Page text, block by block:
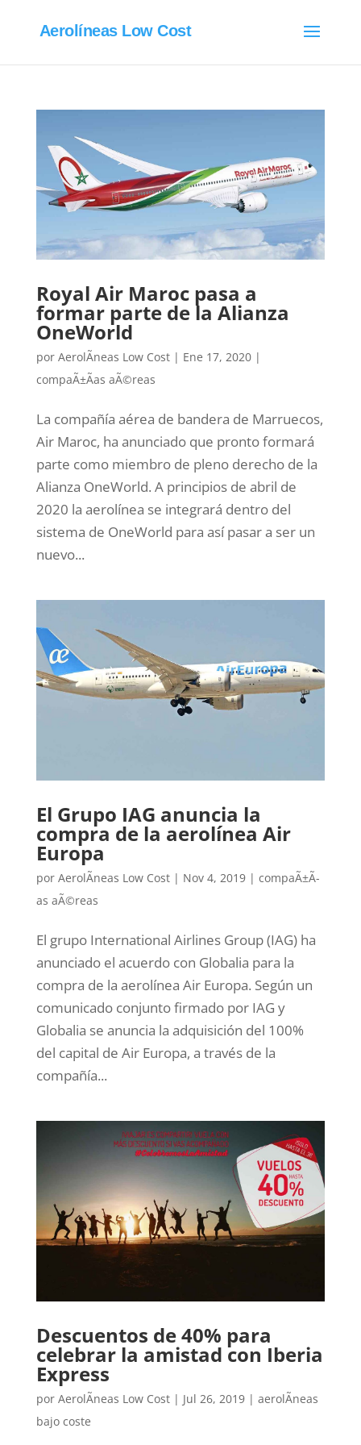
Aerolíneas Low Cost
Royal Air Maroc pasa a
formar parte de la Alianza
OneWorld
por AerolÃ­neas Low Cost| Ene 17, 2020|
compaÃ±Ã­as aÃ©reas
La compañía aérea de bandera de Marruecos,
Air Maroc, ha anunciado que pronto formará
parte como miembro de pleno derecho de la
Alianza OneWorld. A principios de abril de
2020 la aerolínea se integrará dentro del
sistema de OneWorld para así pasar a ser un
nuevo...
El Grupo IAG anuncia la
compra de la aerolínea Air
Europa
por AerolÃ­neas Low Cost| Nov 4, 2019| compaÃ±Ã­
as aÃ©reas
El grupo International Airlines Group (IAG) ha
anunciado el acuerdo con Globalia para la
compra de la aerolínea Air Europa. Según un
comunicado conjunto firmado por IAG y
Globalia se anuncia la adquisición del 100%
del capital de Air Europa, a través de la
compañía...
Descuentos de 40% para
celebrar la amistad con Iberia
Express
por AerolÃ­neas Low Cost| Jul 26, 2019| aerolÃ­neas
bajo coste